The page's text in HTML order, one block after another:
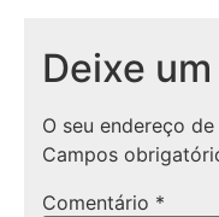
Deixe
O seu endereço
Campos
Comentário *